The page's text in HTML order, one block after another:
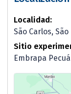
Localidad:
São Carlos, São
Sitio
Embrapa